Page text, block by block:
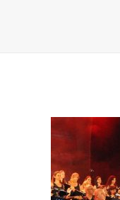
ΕΠΙΚΟΙΝΩΝΙΑ
SEARCH